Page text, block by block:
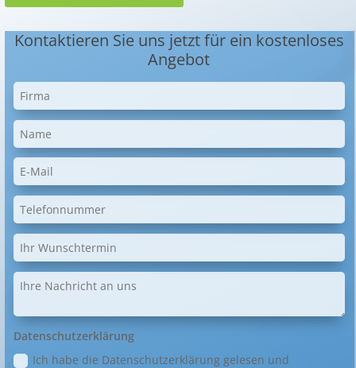
Kontaktieren Sie uns jetzt für ein kostenloses
Angebot
Datenschutzerklärung
Ich habe die Datenschutzerklärung gelesen und